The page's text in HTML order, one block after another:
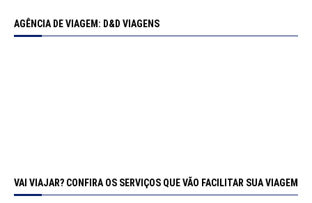
AGÊNCIA DE VIAGEM: D&D VIAGENS
VAI VIAJAR? CONFIRA OS SERVIÇOS QUE VÃO FACILITAR SUA VIAGEM